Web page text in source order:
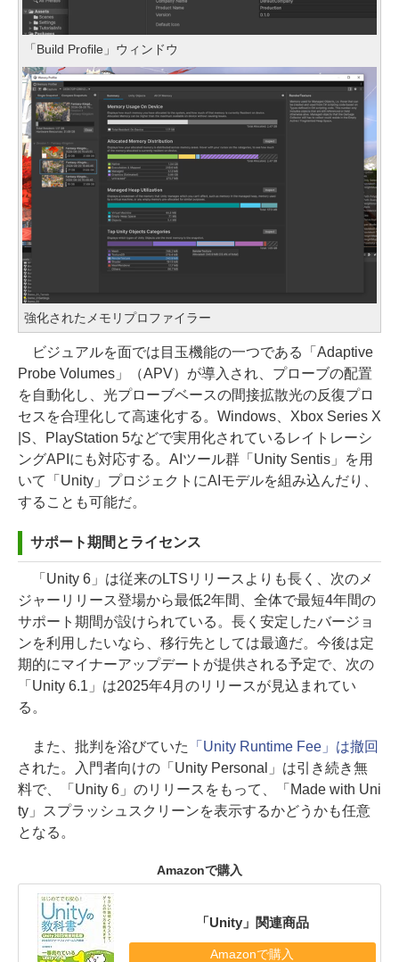
「Build Profile」ウィンドウ
強化されたメモリプロファイラー
ビジュアルを面では目玉機能の一つである「Adaptive
Probe Volumes」（APV）が導入され、プローブの配置
を自動化し、光プローブベースの間接拡散光の反復プロ
セスを合理化して高速化する。Windows、Xbox Series X
|S、PlayStation 5などで実用化されているレイトレーシ
ングAPIにも対応する。AIツール群「Unity Sentis」を用
いて「Unity」プロジェクトにAIモデルを組み込んだり、
することも可能だ。
サポート期間とライセンス
「Unity 6」は従来のLTSリリースよりも長く、次のメ
ジャーリリース登場から最低2年間、全体で最短4年間の
サポート期間が設けられている。長く安定したバージョ
ンを利用したいなら、移行先としては最適だ。今後は定
期的にマイナーアップデートが提供される予定で、次の
「Unity 6.1」は2025年4月のリリースが見込まれてい
る。
また、批判を浴びていた
「Unity Runtime Fee」は撤回
された。入門者向けの「Unity Personal」は引き続き無
料で、「Unity 6」のリリースをもって、「Made with Uni
ty」スプラッシュスクリーンを表示するかどうかも任意
となる。
Amazonで購入
「Unity」関連商品
Amazonで購入